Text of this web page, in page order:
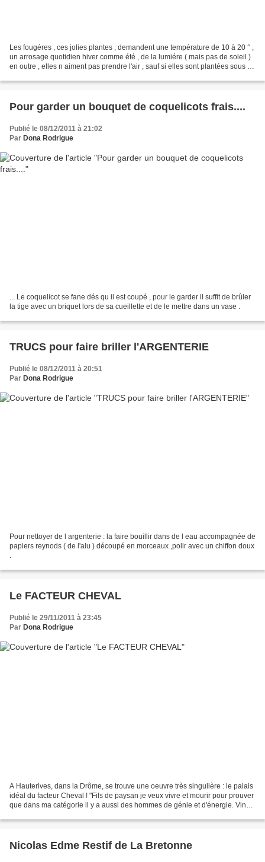
Les fougéres , ces jolies plantes , demandent une température de 10 à 20 ° ,
un arrosage quotidien hiver comme été , de la lumiére ( mais pas de soleil )
en outre , elles n aiment pas prendre l'air , sauf si elles sont plantées sous un
Pour garder un bouquet de coquelicots frais....
Publié le 08/12/2011 à 21:02
Par Dona Rodrigue
... Le coquelicot se fane dés qu il est coupé , pour le garder il suffit de brûler
la tige avec un briquet lors de sa cueillette et de le mettre dans un vase .
TRUCS pour faire briller l'ARGENTERIE
Publié le 08/12/2011 à 20:51
Par Dona Rodrigue
Pour nettoyer de l argenterie : la faire bouillir dans de l eau accompagnée de
papiers reynods ( de l'alu ) découpé en morceaux ,polir avec un chiffon doux
.
Le FACTEUR CHEVAL
Publié le 29/11/2011 à 23:45
Par Dona Rodrigue
A Hauterives, dans la Drôme, se trouve une oeuvre très singulière : le palais
idéal du facteur Cheval ! "Fils de paysan je veux vivre et mourir pour prouver
que dans ma catégorie il y a aussi des hommes de génie et d'énergie. Vingt-
Nicolas Edme Restif de La Bretonne